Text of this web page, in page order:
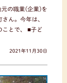
の職業(企業)を
ん。今年は、
ことで、 ■子ど
2021年11月30日